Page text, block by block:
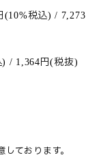
(10%税込) / 7,273
) / 1,364円(税抜)
ております。